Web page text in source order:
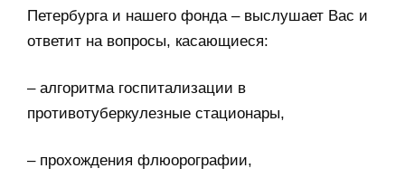
Петербурга и нашего фонда – выслушает Вас и
ответит на вопросы, касающиеся:
– алгоритма госпитализации в
противотуберкулезные стационары,
– прохождения флюорографии,